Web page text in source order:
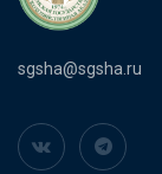
sgsha@sgsha.ru